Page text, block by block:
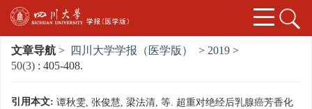
文章导航 > 四川大学学报（医学版） > 2019 >
50(3) : 405-408.
引用本文: 谭秋雯, 张俊慧, 梁法清, 等. 超重对绝经后乳腺癌芳香化